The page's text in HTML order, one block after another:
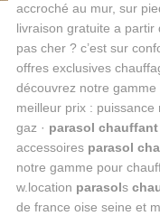
accroché au mur, sur
livraison gratuite a partir
pas cher ? c’est sur
offres exclusives
découvrez notre gamme
meilleur prix : puissance
gaz · parasol chauffant
accessoires parasol
notre gamme pour
w.location parasols
de france oise seine et